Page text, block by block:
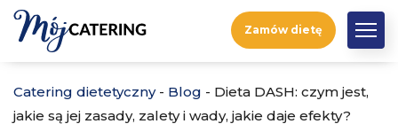
Zamów dietę
Catering dietetyczny- Blog - Dieta DASH: czym jest,
jakie są jej zasady, zalety i wady, jakie daje efekty?